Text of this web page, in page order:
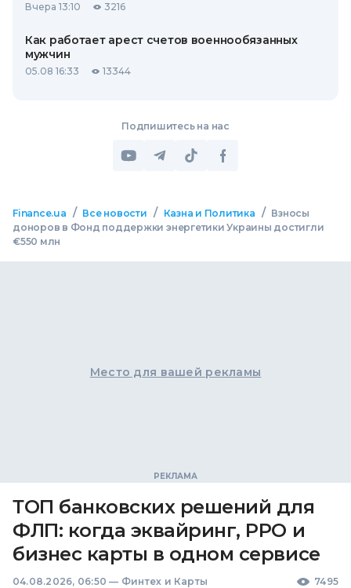
Вчера 13:10 3216
Как работает арест счетов военнообязанных
мужчин
05.08 16:33 13344
Подпишитесь на нас
Finance.ua / Все новости / Казна и Политика / Взносы
доноров в Фонд поддержки энергетики Украины достигли
€550 млн
Место для вашей рекламы
ТОП банковских решений для
ФЛП: когда эквайринг, РРО и
бизнес карты в одном сервисе
04.08.2026, 06:50 — Финтех и Карты 7495